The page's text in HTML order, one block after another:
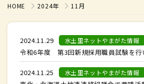
HOME 2024年 11月
2024.11.29 水土里ネットやまがた情報
令和6年度 第3回新規採用職員試験を行
2024.11.25 水土里ネットやまがた情報